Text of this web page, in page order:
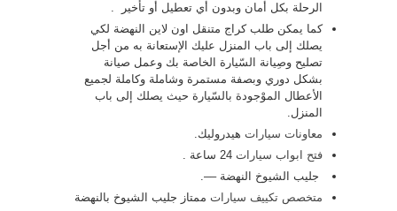
الرحلة بكل أمان وبدون أي تعطيل أو تأخير .
كما يمكن طلب كراج متنقل اون لاين النهضة لكي
يصلك إلى باب المنزل عليك الإستعانة به من أجل
تصليح وصِيانة السّيارة الخاصة بك وعمل صيانة
بشكل دوري وبصفة مستمرة وشاملة وكاملة لجميع
الأعطال الموْجودة بالسّيارة حيث يصلك إلى باب
المنزل.
معاونات سيارات هيدروليك.
فتح ابواب سيارات
جليب الشيوخ النهضة ––.
متخصص تكييف سيارات ممتاز جليب الشيوخ بالنهضة